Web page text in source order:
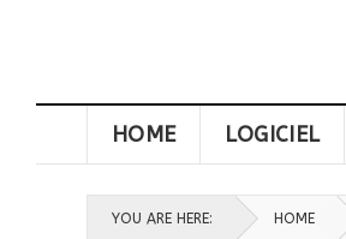
HOME LOGICIEL
YOU ARE HERE: HOME